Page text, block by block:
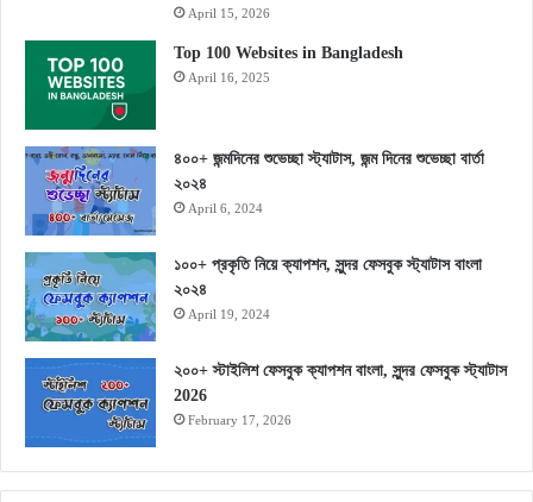
April 15, 2026
Top 100 Websites in Bangladesh
April 16, 2025
৪০০+ জন্মদিনের শুভেচ্ছা স্ট্যাটাস, জন্ম দিনের শুভেচ্ছা বার্তা
২০২৪
April 6, 2024
১০০+ প্রকৃতি নিয়ে ক্যাপশন, সুন্দর ফেসবুক স্ট্যাটাস বাংলা
২০২৪
April 19, 2024
২০০+ স্টাইলিশ ফেসবুক ক্যাপশন বাংলা, সুন্দর ফেসবুক স্ট্যাটাস
2026
February 17, 2026